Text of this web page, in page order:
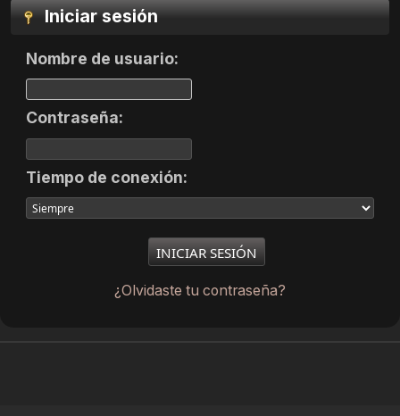
Iniciar sesión
Nombre de usuario:
Contraseña:
Tiempo de conexión:
¿Olvidaste tu contraseña?